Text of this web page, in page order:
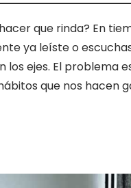
que rinda? En
ya leíste o
ejes. El problema
que nos hacen